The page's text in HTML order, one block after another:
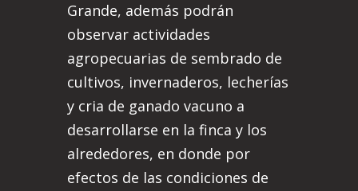
Grande, además podrán
observar actividades
agropecuarias de sembrado de
cultivos, invernaderos, lecherías
y cria de ganado vacuno a
desarrollarse en la finca y los
alrededores, en donde por
efectos de las condiciones de